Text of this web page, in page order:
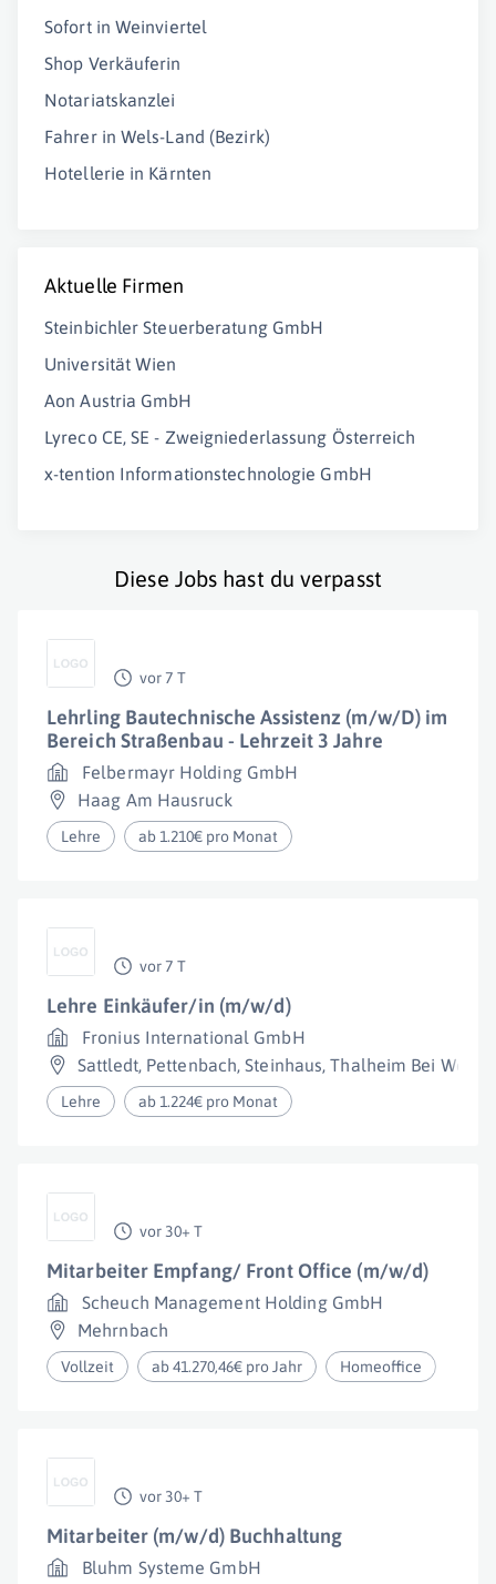
Sofort in Weinviertel
Shop Verkäuferin
Notariatskanzlei
Fahrer in Wels-Land (Bezirk)
Hotellerie in Kärnten
Aktuelle Firmen
Steinbichler Steuerberatung GmbH
Universität Wien
Aon Austria GmbH
Lyreco CE, SE - Zweigniederlassung Österreich
x-tention Informationstechnologie GmbH
Diese Jobs hast du verpasst
vor 7 T
Lehrling Bautechnische Assistenz (m/w/D) im
Bereich Straßenbau - Lehrzeit 3 Jahre
Felbermayr Holding GmbH
Haag Am Hausruck
Lehre ab 1.210€ pro Monat
vor 7 T
Lehre Einkäufer/in (m/w/d)
Fronius International GmbH
Sattledt, Pettenbach,Steinhaus,Thalheim Bei Wels
Lehre ab 1.224€ pro Monat
vor 30+ T
Mitarbeiter Empfang/ Front Office (m/w/d)
Scheuch Management Holding GmbH
Mehrnbach
Vollzeit ab 41.270,46€ pro Jahr Homeoffice
vor 30+ T
Mitarbeiter (m/w/d) Buchhaltung
Bluhm Systeme GmbH